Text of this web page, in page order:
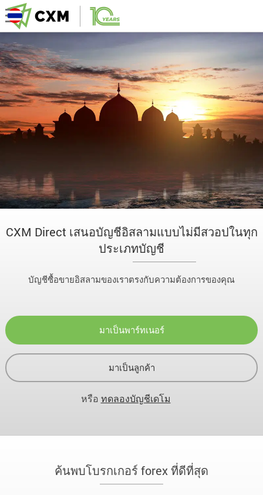
CXM Direct เสนอบัญชีอิสลามแบบไม่มีสวอปในทุก
ประเภทบัญชี
บัญชีซื้อขายอิสลามของเราตรงกับความต้องการของคุณ
มาเป็นพาร์ทเนอร์
มาเป็นลูกค้า
หรือ ทดลองบัญชีเดโม
ค้นพบโบรกเกอร์ forex ที่ดีที่สุด